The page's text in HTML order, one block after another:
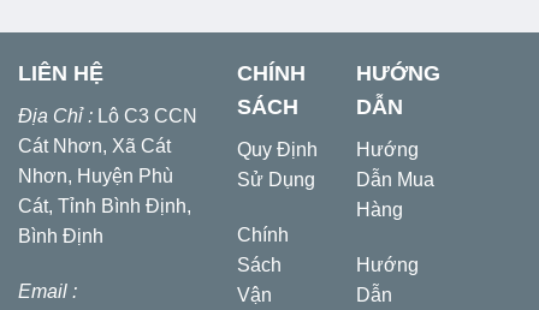
LIÊN HỆ
Địa Chỉ : Lô C3 CCN
Cát Nhơn, Xã Cát
Nhơn, Huyện Phù
Cát, Tỉnh Bình Định,
Bình Định
Email :
CHÍNH
SÁCH
Quy Định
Sử Dụng
Chính
Sách
Vận
HƯỚNG
DẪN
Hướng
Dẫn Mua
Hàng
Hướng
Dẫn